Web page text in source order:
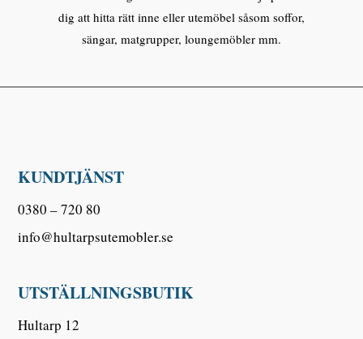
dig att hitta rätt inne eller utemöbel såsom soffor,
sängar, matgrupper, loungemöbler mm.
KUNDTJÄNST
0380 – 720 80
info@hultarpsutemobler.se
UTSTÄLLNINGSBUTIK
Hultarp 12